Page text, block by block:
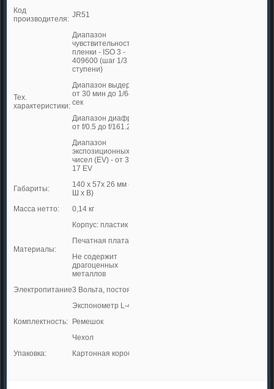
Код
производителя: JR51
Тех.
характеристики:
Диапазон
чувствительности
пленки - ISO 3 ‑
409600 (шаг 1/3
ступени)
Диапазон выдержек -
от 30 мин до 1/64000
сек
Диапазон диафрагм -
от f/0.5 до f/161.2
Диапазон
экспозиционных
чисел (EV) - от 3 до
17 EV
Габариты:
140 х 57х 26 мм (Д x
Ш x B)
Масса нетто:
0,14 кг
Материалы:
Корпус: пластик
Печатная плата
Не содержит
драгоценных
металлов
Электропитание3 Вольта, постоянное
Комплектность:
Экспонометр L-478D
Ремешок
Чехол
Упаковка:
Картонная коробка